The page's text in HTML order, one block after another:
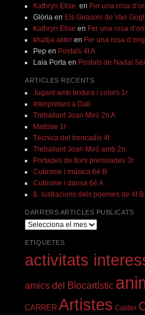
Kathryn Elise.en Fer una rosa
Glòriaen Els Girasols de Van
Kathryn Elise en Fer una rosa
khatija akteren Fer una rosa
Pepen Postals 4t A
Laia Portaen Postals de Nadal
ARTICLES RECENTS
Jugant amb textura i colors 1r
Interpretant a Dalí
Treballant Joan Miró 2n A
Matisse 1r
Tècnica del trencadís 4t
Treballant Joan Miró amb 2n
Portades de flors premsades 3r
Cubisme i música 6è B
Cubisme i dansa 6è A
IL·lustracions dels poemes de 4t B
DARRERS ARTICLES PUBLICATS
darrers
publicats
ETIQUETES
activitats
amics del Blocartístic
CARRER Artistes Calder